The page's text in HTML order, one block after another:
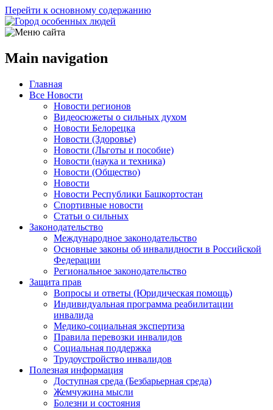
Перейти к основному содержанию
Main navigation
Главная
Все Новости
Новости регионов
Видеосюжеты о сильных духом
Новости Белорецка
Новости (Здоровье)
Новости (Льготы и пособие)
Новости (наука и техника)
Новости (Общество)
Новости
Новости Республики Башкортостан
Спортивные новости
Статьи о сильных
Законодательство
Международное законодательство
Основные законы об инвалидности в Российской
Федерации
Региональное законодательство
Защита прав
Вопросы и ответы (Юридическая помощь)
Индивидуальная программа реабилитации
инвалида
Медико-социальная экспертиза
Правила перевозки инвалидов
Социальная поддержка
Трудоустройство инвалидов
Полезная информация
Доступная среда (Безбарьерная среда)
Жемчужина мысли
Болезни и состояния